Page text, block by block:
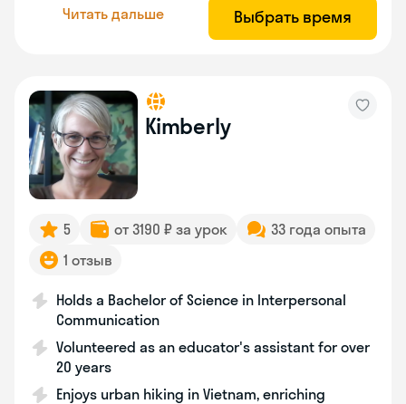
Читать дальше Выбрать время
Kimberly
5 от 3190 ₽ за урок
33 года опыта
1 отзыв
Holds a Bachelor of Science in Interpersonal
Communication
Volunteered as an educator's assistant for over
20 years
Enjoys urban hiking in Vietnam, enriching